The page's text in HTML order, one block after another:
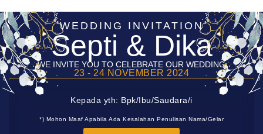
WEDDING INVITATION
Septi & Dika
WE INVITE YOU TO CELEBRATE OUR WEDDING
23 - 24 NOVEMBER 2024
Kepada yth: Bpk/Ibu/Saudara/i
*) Mohon Maaf Apabila Ada Kesalahan Penulisan Nama/gelar